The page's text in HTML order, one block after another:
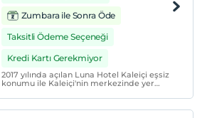
Zumbara ile Sonra Öde
Taksitli Ödeme Seçeneği
Kredi Kartı Gerekmiyor
2017 yılında açılan Luna Hotel Kaleiçi eşsiz
konumu ile Kaleiçi'nin merkezinde yer
ulaşabileceğiniz gibi, Antray İsmetpaşa
durağı tesise 900 metre mesafededir.